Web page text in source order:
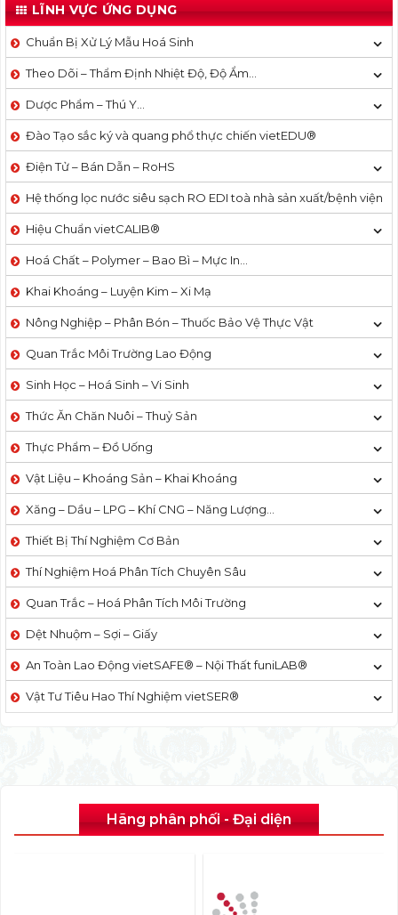
LĨNH VỰC ỨNG DỤNG
Chuẩn Bị Xử Lý Mẫu Hoá Sinh
Theo Dõi – Thẩm Định Nhiệt Độ, Độ Ẩm…
Dược Phẩm – Thú Y…
Đào Tạo sắc ký và quang phổ thực chiến vietEDU®
Điện Tử – Bán Dẫn – RoHS
Hệ thống lọc nước siêu sạch RO EDI​​ toà nhà sản xuất/bệnh viện
Hiệu Chuẩn vietCALIB®
Hoá Chất – Polymer – Bao Bì – Mực In…
Khai Khoáng – Luyện Kim – Xi Mạ
Nông Nghiệp – Phân Bón – Thuốc Bảo Vệ Thực Vật
Quan Trắc Môi Trường Lao Động
Sinh Học – Hoá Sinh – Vi Sinh
Thức Ăn Chăn Nuôi – Thuỷ Sản
Thực Phẩm – Đồ Uống
Vật Liệu – Khoáng Sản – Khai Khoáng
Xăng – Dầu – LPG – Khí CNG – Năng Lượng…
Thiết Bị Thí Nghiệm Cơ Bản
Thí Nghiệm Hoá Phân Tích Chuyên Sâu
Quan Trắc – Hoá Phân Tích Môi Trường
Dệt Nhuộm – Sợi – Giấy
An Toàn Lao Động vietSAFE® – Nội Thất funiLAB®
Vật Tư Tiêu Hao Thí Nghiệm vietSER®
Hãng phân phối - Đại diện